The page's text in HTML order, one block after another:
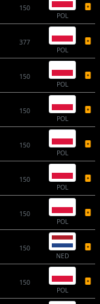
150
POL
377
POL
150
POL
150
POL
150
POL
150
POL
150
POL
150
NED
150
POL